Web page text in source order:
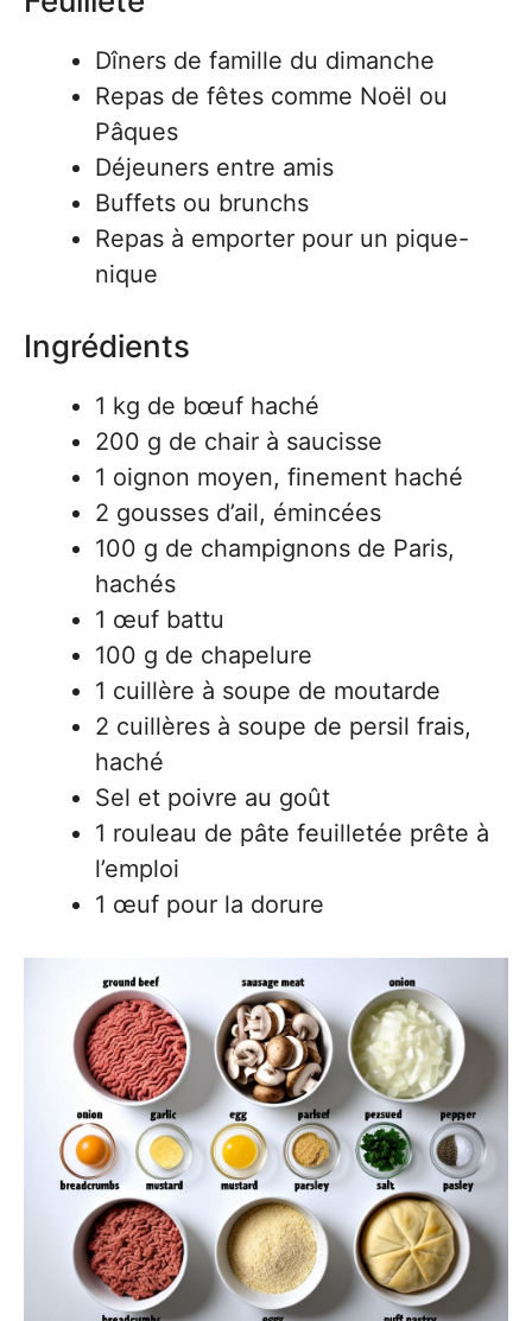
Dîners de famille du dimanche
Repas de fêtes comme Noël ou
Pâques
Déjeuners entre amis
Buffets ou brunchs
Repas à emporter pour un pique-
nique
Ingrédients
1 kg de bœuf haché
200 g de chair à saucisse
1 oignon moyen, finement haché
2 gousses d’ail, émincées
100 g de champignons de Paris,
hachés
1 œuf battu
100 g de chapelure
1 cuillère à soupe de moutarde
2 cuillères à soupe de persil frais,
haché
Sel et poivre au goût
1 rouleau de pâte feuilletée prête à
l’emploi
1 œuf pour la dorure